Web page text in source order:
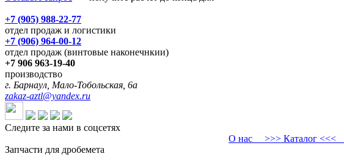
+7 (905) 988-22-77
отдел продаж и логистики
+7 (906) 964-00-12
отдел продаж (винтовые наконечнкии)
+7 906 963-19-40
производство
г. Барнаул, Мало-Тобольская, 6а
zakaz-aztl@yandex.ru
Следите за нами в соцсетях
О нас >>> Каталог <<<
Запчасти для дробемета